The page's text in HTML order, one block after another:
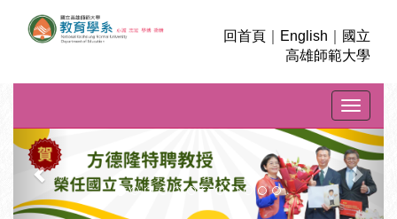
回首頁 English
國立
高雄師範大學
Toggle
上
一
則
下
一
則